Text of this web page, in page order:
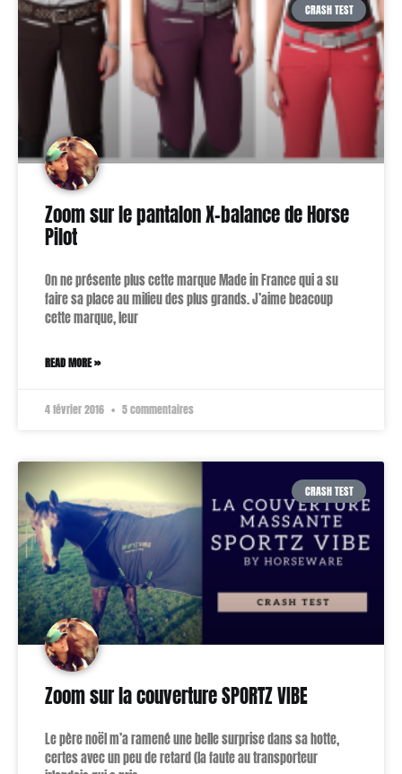
CRASH TEST
Zoom sur le pantalon X-balance de Horse
Pilot
On ne présente plus cette marque Made in France qui a su
faire sa place au milieu des plus grands. J’aime beacoup
cette marque, leur
READ MORE »
4 février 2016 5 commentaires
CRASH TEST
Zoom sur la couverture SPORTZ VIBE
Le père noël m’a ramené une belle surprise dans sa hotte,
certes avec un peu de retard (la faute au transporteur